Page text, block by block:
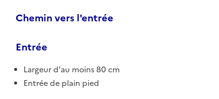
Chemin vers l'entrée
Entrée
Largeur d'au moins 80 cm
Entrée de plain pied